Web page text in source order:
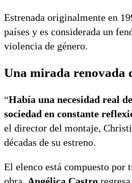
Estrenada originalmente en
países y es considerada un
violencia de género.
Una mirada renovada
“Había una necesidad real
sociedad en constante
el director del montaje,
décadas de su estreno.
El elenco está compuesto por